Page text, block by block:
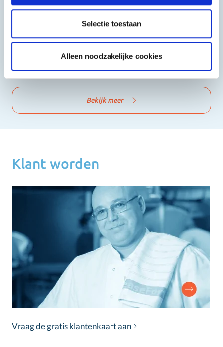
Selectie toestaan
Alleen noodzakelijke cookies
Bekijk meer
Klant worden
Vraag de gratis klantenkaart aan